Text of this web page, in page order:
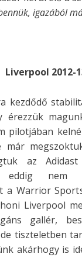
igazából
kezdődő
érezzük
pilotjában
már
az
eddig nem
a Warrior
Liverpool
gallér,
tiszteletben
akárhogy is